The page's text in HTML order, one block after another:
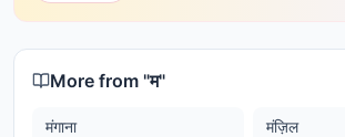
More from "म"
मंगाना मंज़िल